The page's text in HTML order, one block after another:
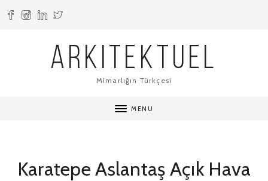
ARKITEKTUEL
Mimarlığın Türkçesi
MENU
Karatepe Aslantaş Açık Hava